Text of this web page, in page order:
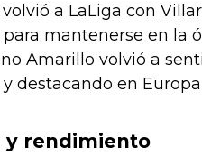
a LaLiga con
mantenerse en la
Amarillo volvió a
destacando en Europa
y rendimiento